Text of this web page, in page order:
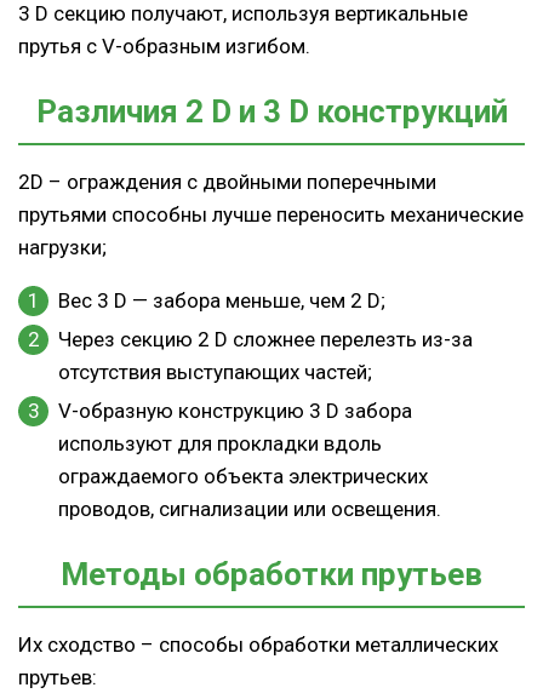
3 D секцию получают, используя вертикальные
прутья с V-образным изгибом.
Различия 2 D и 3 D конструкций
2D – ограждения с двойными поперечными
прутьями способны лучше переносить механические
нагрузки;
Вес 3 D — забора меньше, чем 2 D;
Через секцию 2 D сложнее перелезть из-за
отсутствия выступающих частей;
V-образную конструкцию 3 D забора
используют для прокладки вдоль
ограждаемого объекта электрических
проводов, сигнализации или освещения.
Методы обработки прутьев
Их сходство – способы обработки металлических
прутьев: